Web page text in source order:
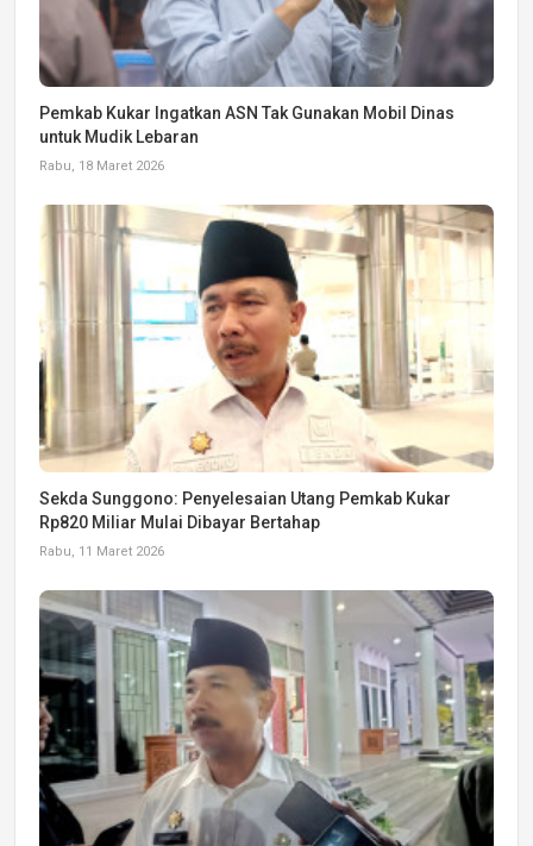
Pemkab Kukar Ingatkan ASN Tak Gunakan Mobil Dinas
untuk Mudik Lebaran
Rabu, 18 Maret 2026
Sekda Sunggono: Penyelesaian Utang Pemkab Kukar
Rp820 Miliar Mulai Dibayar Bertahap
Rabu, 11 Maret 2026